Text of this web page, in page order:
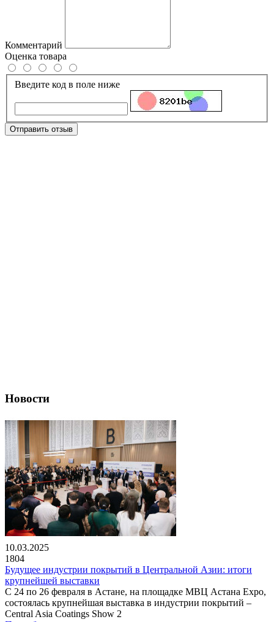
Комментарий
Оценка товара
Введите код в поле ниже
Отправить отзыв
Новости
10.03.2025
1804
Будущее индустрии покрытий в Центральной Азии: итоги
крупнейшей выставки
С 24 по 26 февраля в Астане, на площадке МВЦ Астана Expo,
состоялась крупнейшая выставка в индустрии покрытий –
Central Asia Coatings Show 2